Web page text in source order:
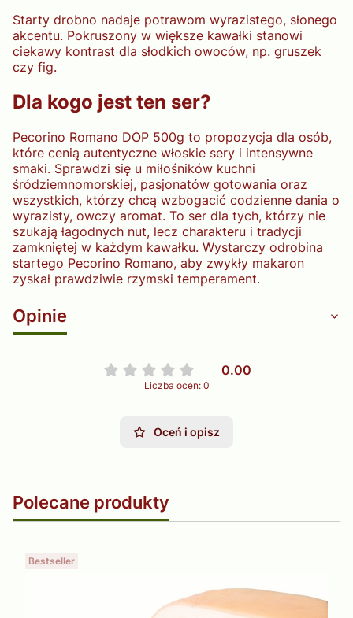
Starty drobno nadaje potrawom wyrazistego, słonego
akcentu. Pokruszony w większe kawałki stanowi
ciekawy kontrast dla słodkich owoców, np. gruszek
czy fig.
Dla kogo jest ten ser?
Pecorino Romano DOP 500g to propozycja dla osób,
które cenią autentyczne włoskie sery i intensywne
smaki. Sprawdzi się u miłośników kuchni
śródziemnomorskiej, pasjonatów gotowania oraz
wszystkich, którzy chcą wzbogacić codzienne dania o
wyrazisty, owczy aromat. To ser dla tych, którzy nie
szukają łagodnych nut, lecz charakteru i tradycji
zamkniętej w każdym kawałku. Wystarczy odrobina
startego Pecorino Romano, aby zwykły makaron
zyskał prawdziwie rzymski temperament.
Opinie
0.00
Liczba ocen: 0
Oceń i opisz
Polecane produkty
Bestseller